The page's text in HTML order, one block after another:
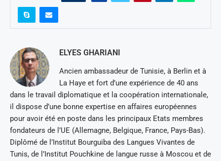
ELYES GHARIANI
Ancien ambassadeur de Tunisie, à Berlin et à
La Haye et fort d’une expérience de 40 ans
dans le travail diplomatique et la coopération internationale,
il dispose d’une bonne expertise en affaires européennes
pour avoir été en poste dans les principaux Etats membres
fondateurs de l’UE (Allemagne, Belgique, France, Pays-Bas).
Diplômé de l’Institut Bourguiba des Langues Vivantes de
Tunis, de l’Institut Pouchkine de langue russe à Moscou et de